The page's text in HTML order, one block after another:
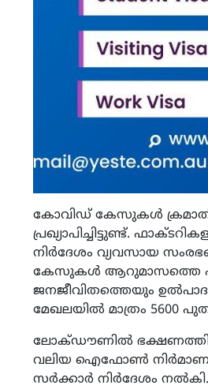
കോവിഡ് കേസുകള്‍
പ്രഖ്യാപിച്ചിട്ടുണ്ട്.
നിര്‍ദേശം വ്യവസായ
കേസുകള്‍ ആറുമാസത്തെ
ജനജീവിതത്തെയും
മേഖലയില്‍ മാത്രം 5600
ലോക്ഡൗണില്‍
വലിയ ഐഫോണ്‍ നിര്‍മാണ
സര്‍ക്കാര്‍ നിര്‍ദേശം